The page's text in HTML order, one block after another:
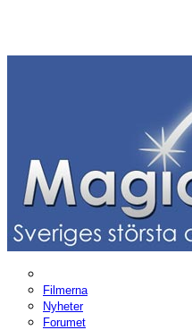
Filmerna
Nyheter
Forumet